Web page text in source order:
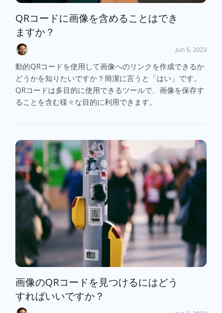
QRコードに画像を含めることはでき
ますか？
Jun 6, 2023
動的QRコードを使用して画像へのリンクを作成できるか
どうかを知りたいですか？簡潔に言うと「はい」です。
QRコードは多目的に使用できるツールで、画像を保存す
ることを含む様々な目的に利用できます。
画像のQRコードを見つけるにはどう
すればいいですか？